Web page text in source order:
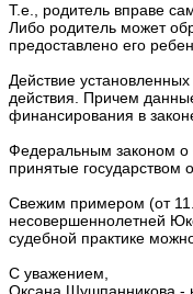
Т.е., родитель вправе
Либо родитель может
предоставлено его
Действие
действия. Причем
финансирования в
Федеральным законом о
принятые государством
Свежим примером (от
несовершеннолетней
судебной практике
С уважением,